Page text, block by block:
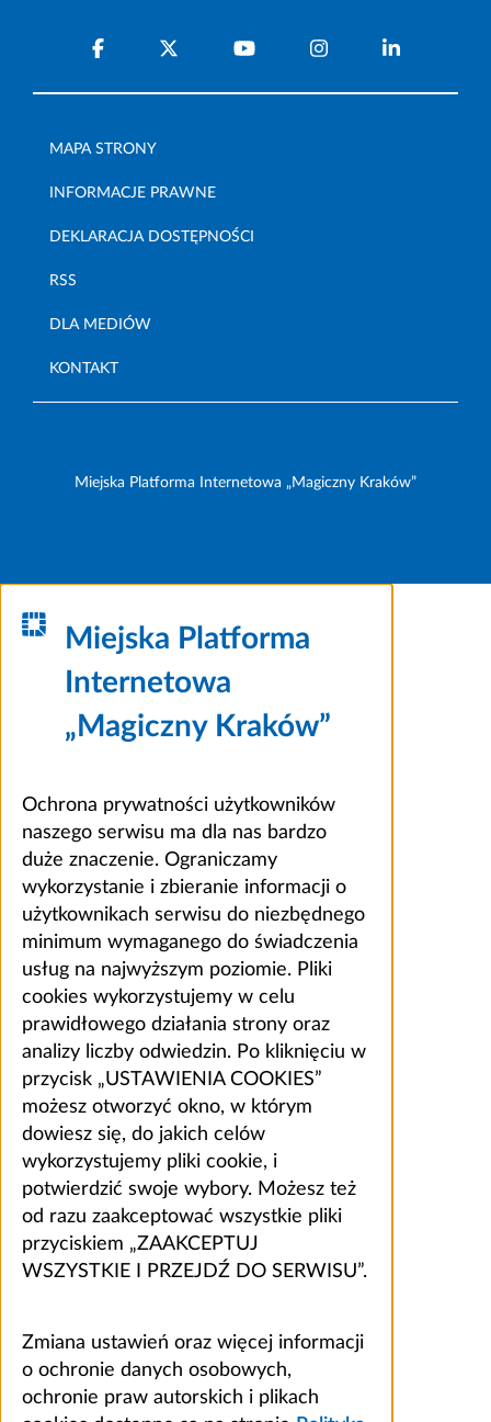
MAPA STRONY
INFORMACJE PRAWNE
DEKLARACJA DOSTĘPNOŚCI
RSS
DLA MEDIÓW
KONTAKT
Miejska Platforma Internetowa „Magiczny Kraków”
Miejska Platforma
Internetowa
„Magiczny Kraków”
Ochrona prywatności użytkowników
naszego serwisu ma dla nas bardzo
duże znaczenie. Ograniczamy
wykorzystanie i zbieranie informacji o
użytkownikach serwisu do niezbędnego
minimum wymaganego do świadczenia
usług na najwyższym poziomie. Pliki
cookies wykorzystujemy w celu
prawidłowego działania strony oraz
analizy liczby odwiedzin. Po kliknięciu w
przycisk „USTAWIENIA COOKIES”
możesz otworzyć okno, w którym
dowiesz się, do jakich celów
wykorzystujemy pliki cookie, i
potwierdzić swoje wybory. Możesz też
od razu zaakceptować wszystkie pliki
przyciskiem „ZAAKCEPTUJ
WSZYSTKIE I PRZEJDŹ DO SERWISU”.
Zmiana ustawień oraz więcej informacji
o ochronie danych osobowych,
ochronie praw autorskich i plikach